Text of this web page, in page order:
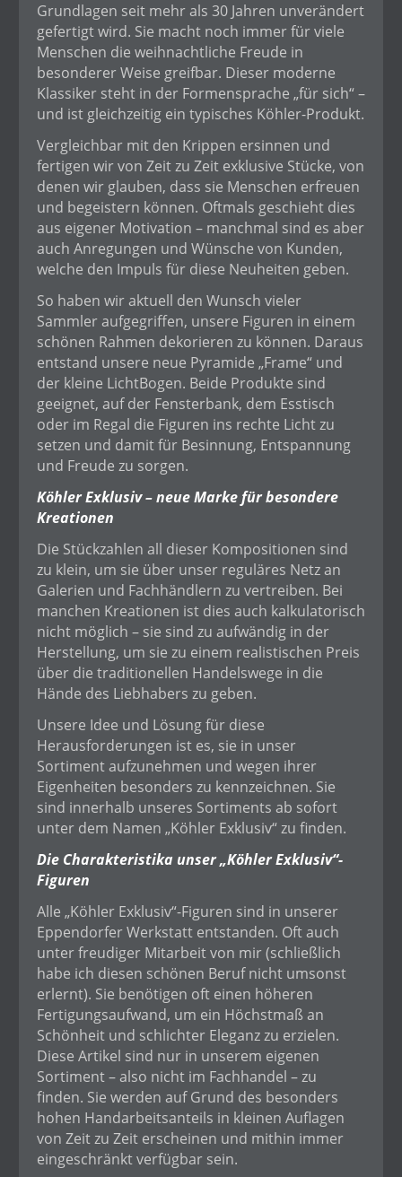
Grundlagen seit mehr als 30 Jahren unverändert
gefertigt wird. Sie macht noch immer für viele
Menschen die weihnachtliche Freude in
besonderer Weise greifbar. Dieser moderne
Klassiker steht in der Formensprache „für sich“ –
und ist gleichzeitig ein typisches Köhler-Produkt.
Vergleichbar mit den Krippen ersinnen und
fertigen wir von Zeit zu Zeit exklusive Stücke, von
denen wir glauben, dass sie Menschen erfreuen
und begeistern können. Oftmals geschieht dies
aus eigener Motivation – manchmal sind es aber
auch Anregungen und Wünsche von Kunden,
welche den Impuls für diese Neuheiten geben.
So haben wir aktuell den Wunsch vieler
Sammler aufgegriffen, unsere Figuren in einem
schönen Rahmen dekorieren zu können. Daraus
entstand unsere neue Pyramide „Frame“ und
der kleine LichtBogen. Beide Produkte sind
geeignet, auf der Fensterbank, dem Esstisch
oder im Regal die Figuren ins rechte Licht zu
setzen und damit für Besinnung, Entspannung
und Freude zu sorgen.
Köhler Exklusiv – neue Marke für besondere
Kreationen
Die Stückzahlen all dieser Kompositionen sind
zu klein, um sie über unser reguläres Netz an
Galerien und Fachhändlern zu vertreiben. Bei
manchen Kreationen ist dies auch kalkulatorisch
nicht möglich – sie sind zu aufwändig in der
Herstellung, um sie zu einem realistischen Preis
über die traditionellen Handelswege in die
Hände des Liebhabers zu geben.
Unsere Idee und Lösung für diese
Herausforderungen ist es, sie in unser
Sortiment aufzunehmen und wegen ihrer
Eigenheiten besonders zu kennzeichnen. Sie
sind innerhalb unseres Sortiments ab sofort
unter dem Namen „Köhler Exklusiv“ zu finden.
Die Charakteristika unser „Köhler Exklusiv“-
Figuren
Alle „Köhler Exklusiv“-Figuren sind in unserer
Eppendorfer Werkstatt entstanden. Oft auch
unter freudiger Mitarbeit von mir (schließlich
habe ich diesen schönen Beruf nicht umsonst
erlernt). Sie benötigen oft einen höheren
Fertigungsaufwand, um ein Höchstmaß an
Schönheit und schlichter Eleganz zu erzielen.
Diese Artikel sind nur in unserem eigenen
Sortiment – also nicht im Fachhandel – zu
finden. Sie werden auf Grund des besonders
hohen Handarbeitsanteils in kleinen Auflagen
von Zeit zu Zeit erscheinen und mithin immer
eingeschränkt verfügbar sein.